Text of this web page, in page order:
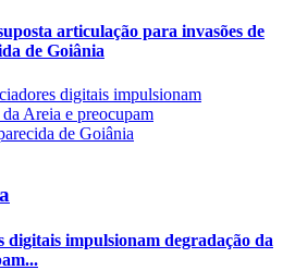
articulação para invasões de
de Goiânia
digitais impulsionam degradação da